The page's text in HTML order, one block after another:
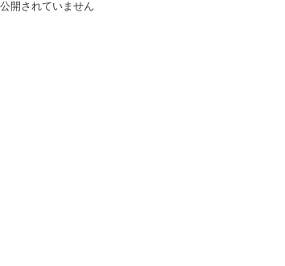
公開されていません